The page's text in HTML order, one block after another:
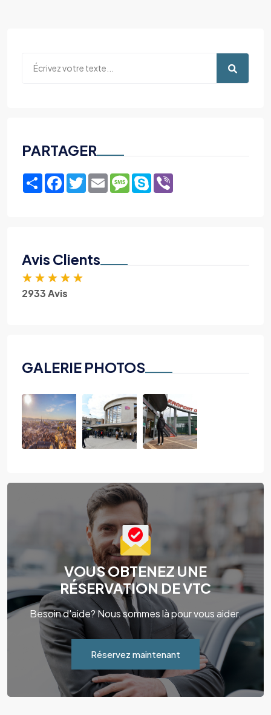
PARTAGER
ShareFacebook
TwitterEmailMessage
Skype
Avis Clients
★ ★ ★ ★ ★
2933 Avis
GALERIE PHOTOS
VOUS OBTENEZ UNE
RÉSERVATION DE VTC
Besoin d'aide? Nous sommes là pour vous aider.
Réservez maintenant